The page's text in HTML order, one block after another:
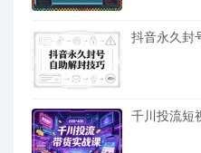
抖音永久封
千川投流短